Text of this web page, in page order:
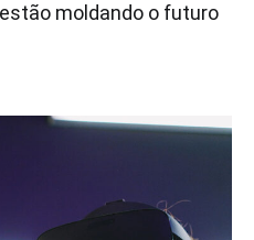
moldando o futuro